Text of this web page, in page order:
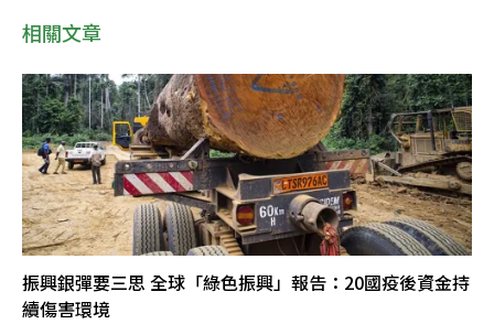
相關文章
振興銀彈要三思 全球「綠色振興」報告：20國疫後資金持
續傷害環境